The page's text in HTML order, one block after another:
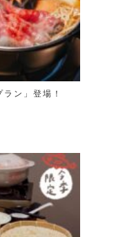
ン」登場！